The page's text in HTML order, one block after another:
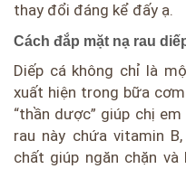
thay đổi đáng kể đấy ạ.
Cách đắp mặt nạ rau
Diếp cá không chỉ là
xuất hiện trong bữa
“thần dược” giúp chị
rau này chứa vitamin
chất giúp ngăn chặn